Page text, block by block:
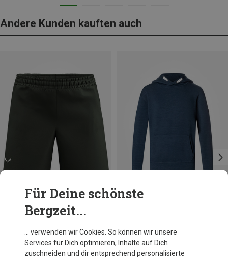
Andere Kunden kauften auch
Du sparst 16%
Für Deine schönste
Bergzeit...
… verwenden wir Cookies. So können wir unsere
Services für Dich optimieren, Inhalte auf Dich
zuschneiden und dir entsprechend personalisierte